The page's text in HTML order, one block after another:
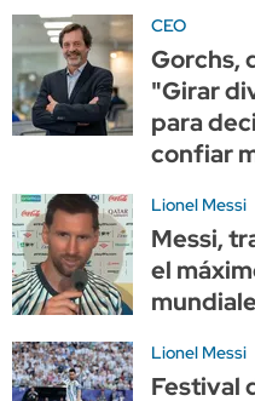
CEO
Gorchs,
"Girar
para
confiar
Lionel Messi
Messi,
el
Lionel Messi
Festival